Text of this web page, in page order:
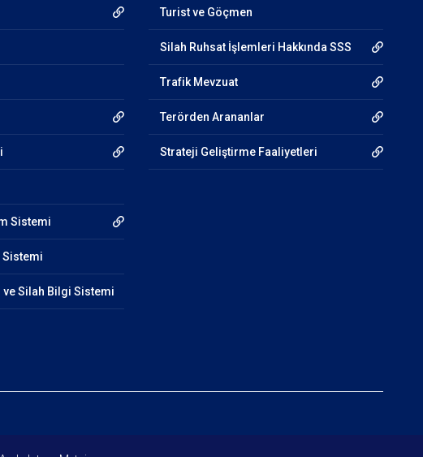
Sistemi
Sistemi
ve Silah Bilgi Sistemi
Turist ve Göçmen
Silah Ruhsat İşlemleri Hakkında SSS
Trafik Mevzuat
Terörden Arananlar
Strateji Geliştirme Faaliyetleri